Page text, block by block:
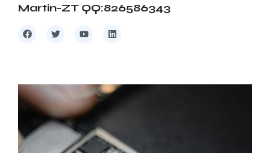
Martin-ZT QQ:826586343